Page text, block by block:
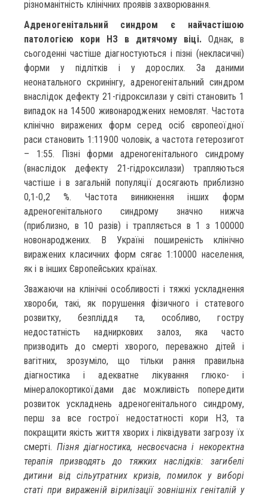
різноманітність клінічних проявів захворювання.
Адреногенітальний синдром є найчастішою
патологією кори НЗ в дитячому віці.Однак, в
сьогоденні частіше діагностуються і пізні (некласичні)
форми у підлітків і у дорослих. За даними
неонатального скринінгу, адреногенітальний синдром
внаслідок дефекту 21-гідроксилази у світі становить 1
випадок на 14500 живонароджених немовлят. Частота
клінічно виражених форм серед осіб європеоїдної
раси становить 1:11900 чоловік, а частота гетерозигот
– 1:55. Пізні форми адреногенітального синдрому
(внаслідок дефекту 21-гідроксилази) трапляються
частіше і в загальній популяції досягають приблизно
0,1-0,2 %. Частота виникнення інших форм
адреногенітального синдрому значно нижча
(приблизно, в 10 разів) і трапляється в 1 з 100000
новонароджених. В Україні поширеність клінічно
виражених класичних форм сягає 1:10000 населення,
як і в інших Європейських країнах.
Зважаючи на клінічні особливості і тяжкі ускладнення
хвороби, такі, як порушення фізичного і статевого
розвитку, безпліддя та, особливо, гостру
недостатність надниркових залоз, яка часто
призводить до смерті хворого, переважно дітей і
вагітних, зрозуміло, що тільки рання правильна
діагностика і адекватне лікування глюко- і
мінералокортикоїдами дає можливість попередити
розвиток ускладнень адреногенітального синдрому,
перш за все гострої недостатності кори НЗ, та
покращити якість життя хворих і ліквідувати загрозу їх
смерті.Пізня діагностика, несвоєчасна і некоректна
терапія призводять до тяжких наслідків: загибелі
дитини від сільутратних кризів, помилок у виборі
статі при вираженій вірилізації зовнішніх геніталій у